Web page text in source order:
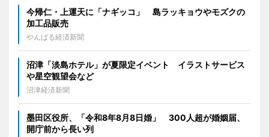
今帰仁・上運天に「ナギッコ」 島ラッキョウやモズクの
加工品販売
やんばる経済新聞
沼津「淡島ホテル」が夏限定イベント イラストサービス
や星空観望会など
沼津経済新聞
墨田区役所、「令和8年8月8日婚」 300人超が婚姻届、
開庁前から長い列